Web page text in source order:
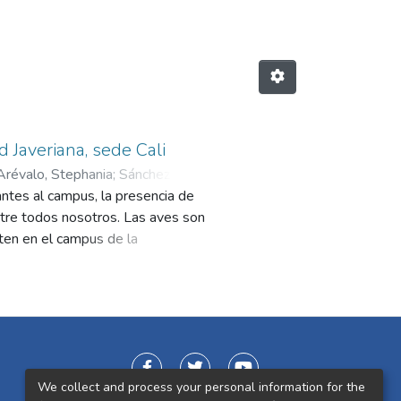
sede Cali
Stephania; Sánchez Sarria,
al campus, la presencia de
todos nosotros. Las aves son
en el campus de la
certeza y constancia en el
la Universidad. Las
las cuales han sido
para publicar esta guía es
We collect and process your personal information for the